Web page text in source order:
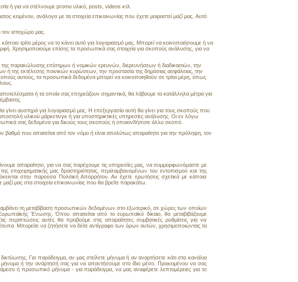
ή για να στέλνουμε promo υλικό, posts, videos κτλ.
ανάλογα με τα στοιχεία επικοινωνίας που έχετε μοιραστεί μαζί μας. Αυτό
τον ιστοχώρο μας.
τρίτο μέρος να το κάνει αυτό για λογαριασμό μας. Μπορεί να κοινοποιήσουμε ή να
Χρησιμοποιούμε επίσης τα προσωπικά σας στοιχεία για σκοπούς ανάλυσης, για να
παρακώλυσης επίσημων ή νομικών ερευνών, διερευνήσεων ή διαδικασιών, την
ή της εκτέλεσης ποινικών κυρώσεων, την προστασία της δημόσιας ασφάλειας, την
αυτούς, τα προσωπικά δεδομένα μπορεί να κοινοποιηθούν σε τρίτα μέρη, όπως
ή τα οποία σας επηρεάζουν σημαντικά, θα λάβουμε τα κατάλληλα μέτρα για
αυστηρά για λογαριασμό μας. Η επεξεργασία αυτή θα γίνει για τους σκοπούς που
υλικού μάρκετινγκ ή για υποστηρικτικές υπηρεσίες ανάλυσης. Οι εν λόγω
σας δεδομένα για δικούς τους σκοπούς ή οποιονδήποτε άλλο σκοπό.
που απαιτείται από τον νόμο ή είναι απολύτως απαραίτητο για την πρόληψη, τον
απαραίτητο, για να σας παρέχουμε τις υπηρεσίες μας, να συμμορφωνόμαστε με
επιχειρηματικής μας δραστηριότητας, περιλαμβανομένων του εντοπισμού και της
στην παρούσα Πολιτική Απορρήτου. Αν έχετε ερωτήσεις σχετικά με κάποια
μας στα στοιχεία επικοινωνίας που θα βρείτε παρακάτω.
τη μεταβίβαση προσωπικών δεδομένων στο εξωτερικό, σε χώρες των οποίων
Ένωσης. Όπου απαιτείται από το ευρωπαϊκό δίκαιο, θα μεταβιβάζουμε
αυτές θα προβούμε στις απαραίτητες συμβατικές ρυθμίσεις για να
Μπορείτε να ζητήσετε να δείτε αντίγραφο των όρων αυτών, χρησιμοποιώντας τα
Για παράδειγμα, αν μας στείλετε μήνυμα ή αν αναρτήσετε κάτι στα κανάλια
ή την ανάρτησή σας για να απαντήσουμε στο ίδιο μέσο. Προκειμένου να σας
ή προσωπικό μήνυμα - για παράδειγμα, να μας αναφέρετε λεπτομέρειες για το